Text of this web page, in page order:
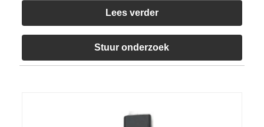
Lees verder
Stuur onderzoek